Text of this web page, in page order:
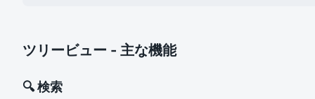
ツリービュー - 主な機能
🔍 検索